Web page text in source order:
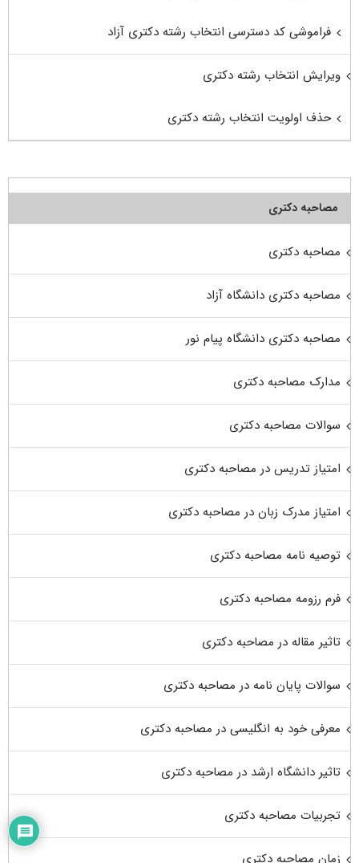
فراموشی کد دسترسی انتخاب رشته دکتری آزاد
ویرایش انتخاب رشته دکتری
حذف اولویت انتخاب رشته دکتری
مصاحبه دکتری
مصاحبه دکتری
مصاحبه دکتری دانشگاه آزاد
مصاحبه دکتری دانشگاه پیام نور
مدارک مصاحبه دکتری
سوالات مصاحبه دکتری
امتیاز تدریس در مصاحبه دکتری
امتیاز مدرک زبان در مصاحبه دکتری
توصیه نامه مصاحبه دکتری
فرم رزومه مصاحبه دکتری
تاثیر مقاله در مصاحبه دکتری
سوالات پایان نامه در مصاحبه دکتری
معرفی خود به انگلیسی در مصاحبه دکتری
تاثیر دانشگاه ارشد در مصاحبه دکتری
تجربیات مصاحبه دکتری
زمان مصاحبه دکتری